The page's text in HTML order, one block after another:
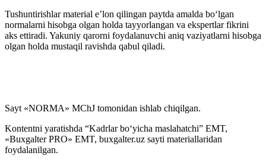
Tushuntirishlar material e’lon qilingan paytda amalda boʻlgan
normalarni hisobga olgan holda tayyorlangan va ekspertlar fikrini
aks ettiradi. Yakuniy qarorni foydalanuvchi aniq vaziyatlarni hisobga
olgan holda mustaqil ravishda qabul qiladi.
Sayt «NORMA» MChJ tomonidan ishlab chiqilgan.
Kontentni yaratishda “Kadrlar boʻyicha maslahatchi” EMT,
«Buxgalter PRO» EMT, buxgalter.uz sayti materiallaridan
foydalanilgan.